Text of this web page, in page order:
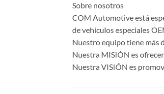
Sobre nosotros
COM Automotive está
de vehículos especiales
Nuestro equipo tiene más
Nuestra MISIÓN es
Nuestra VISIÓN es